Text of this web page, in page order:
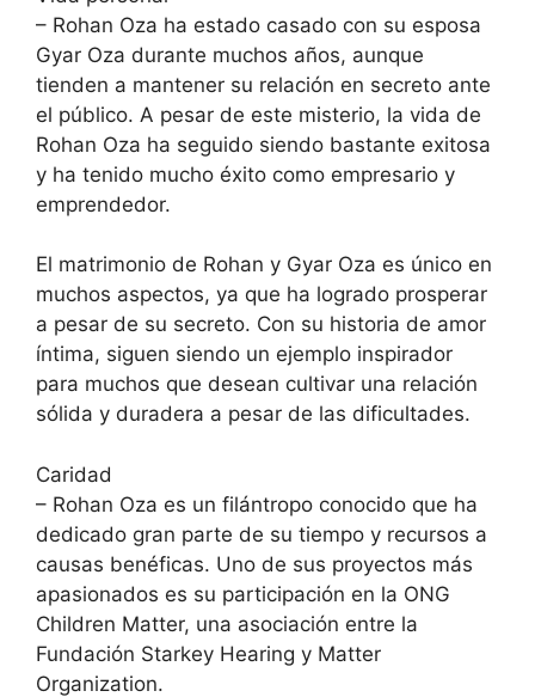
– Rohan Oza ha estado casado con su esposa
Gyar Oza durante muchos años, aunque
tienden a mantener su relación en secreto ante
el público. A pesar de este misterio, la vida de
Rohan Oza ha seguido siendo bastante exitosa
y ha tenido mucho éxito como empresario y
emprendedor.
El matrimonio de Rohan y Gyar Oza es único en
muchos aspectos, ya que ha logrado prosperar
a pesar de su secreto. Con su historia de amor
íntima, siguen siendo un ejemplo inspirador
para muchos que desean cultivar una relación
sólida y duradera a pesar de las dificultades.
Caridad
– Rohan Oza es un filántropo conocido que ha
dedicado gran parte de su tiempo y recursos a
causas benéficas. Uno de sus proyectos más
apasionados es su participación en la ONG
Children Matter, una asociación entre la
Fundación Starkey Hearing y Matter
Organization.